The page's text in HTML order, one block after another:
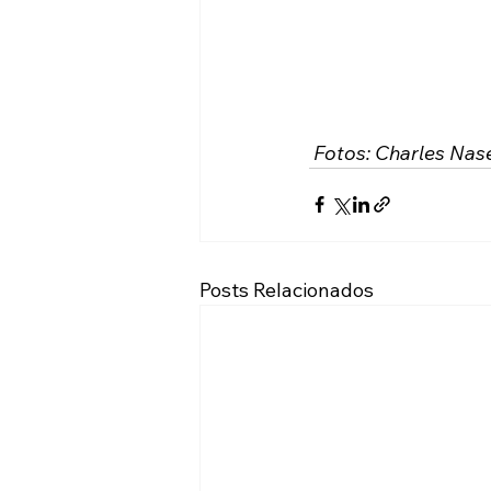
Fotos: Charles
Posts Relacionados